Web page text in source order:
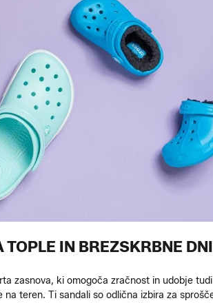
TOPLE IN BREZSKRBNE DNI
zasnova, ki omogoča zračnost in udobje
teren. Ti sandali so odlična izbira za